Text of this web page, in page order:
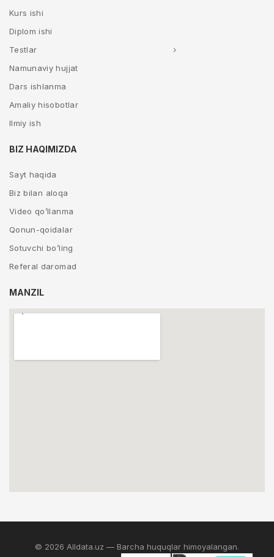
Kurs ishi
Diplom ishi
Testlar
Namunaviy hujjat
Dars ishlanma
Amaliy hisobotlar
Ilmiy ish
BIZ HAQIMIZDA
Sayt haqida
Biz bilan aloqa
Video qo’llanma
Qonun-qoidalar
Sotuvchi bo’ling
Referal daromad
MANZIL
© 2026 Alldata.uz — Barcha huquqlar himoyalangan.